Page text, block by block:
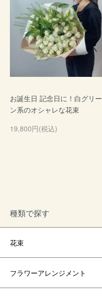
お誕生日 記念日に！白グリー
ン系のオシャレな花束
19,800円(税込)
種類で探す
花束
フラワーアレンジメント